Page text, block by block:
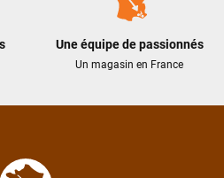
Une équipe de passionnés
Un magasin en France